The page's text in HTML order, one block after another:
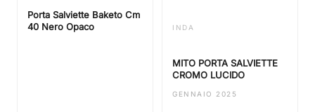
Porta Salviette Baketo Cm
40 Nero Opaco
INDA
MITO PORTA SALVIETTE
CROMO LUCIDO
GENNAIO 2025